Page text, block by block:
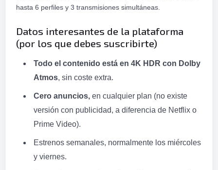
hasta 6 perfiles y 3 transmisiones simultáneas.
Datos interesantes de la plataforma
(por los que debes suscribirte)
Todo el contenido está en 4K HDR con Dolby
Atmos, sin coste extra.
Cero anuncios, en cualquier plan (no existe
versión con publicidad, a diferencia de Netflix o
Prime Video).
Estrenos semanales, normalmente los miércoles
y viernes.